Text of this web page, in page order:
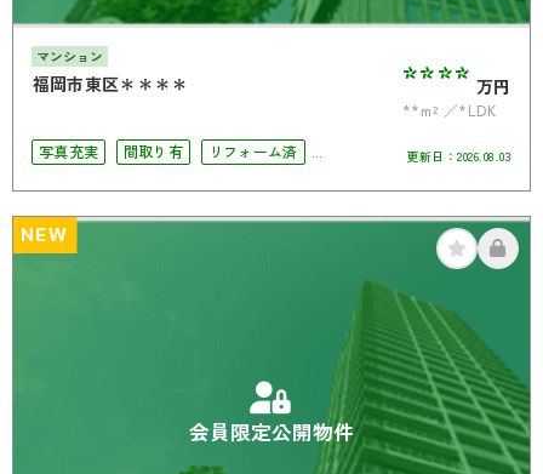
マンション
福岡市東区＊＊＊＊ **** 万円
**m²
*LDK
写真充実
間取り有
リフォーム済
オートロック
角部屋
更新日： 2026.08.03
会員限定公開物件
NEW